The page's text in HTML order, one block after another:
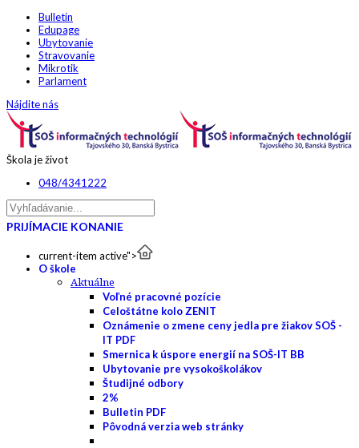
Bulletin
Edupage
Ubytovanie
Stravovanie
Mikrotik
Parlament
Nájdite nás
Škola je život
048/4341222
PRIJÍMACIE KONANIE
current-item active">
O škole
Aktuálne
Voľné pracovné pozície
Celoštátne kolo ZENIT
Oznámenie o zmene ceny jedla pre žiakov SOŠ -
IT PDF
Smernica k úspore energií na SOŠ-IT BB
Ubytovanie pre vysokoškolákov
Študijné odbory
2%
Bulletin PDF
Pôvodná verzia web stránky